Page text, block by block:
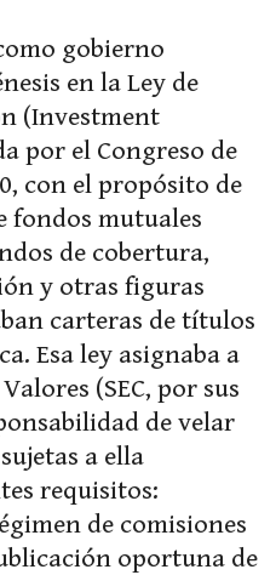
gobierno
en la Ley de
(Investment
por el Congreso de
con el propósito de
fondos mutuales
de cobertura,
y otras figuras
carteras de títulos
Esa ley asignaba a
(SEC, por sus
de velar
a ella
requisitos:
de comisiones
oportuna de